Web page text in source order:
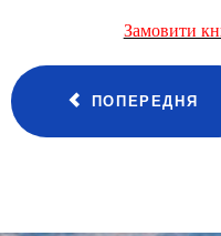
Замовити
ПОПЕРЕДНЯ